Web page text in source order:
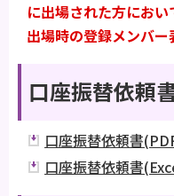
に出場された方にお
出場時の登録メンバー
口座振替依頼
口座振替依頼書
口座振替依頼書